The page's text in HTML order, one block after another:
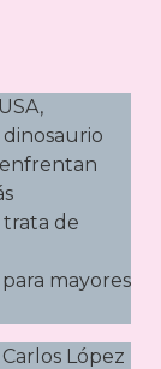
de
mayores
López